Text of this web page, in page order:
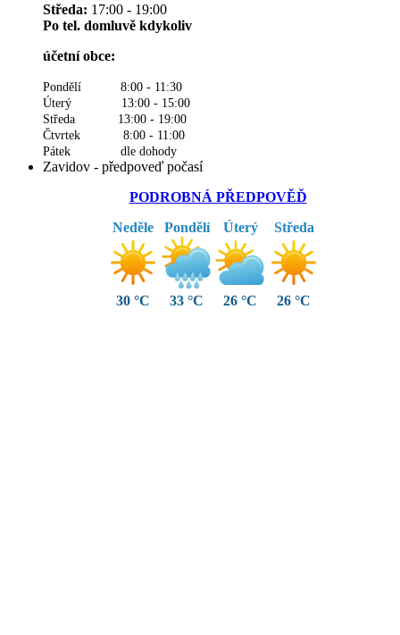
Středa: 17:00 - 19:00
Po tel. domluvě kdykoliv
účetní obce:
Pondělí 8:00 - 11:30
Úterý 13:00 - 15:00
Středa 13:00 - 19:00
Čtvrtek 8:00 - 11:00
Pátek dle dohody
Zavidov - předpoveď počasí
PODROBNÁ PŘEDPOVĚĎ
Neděle
30 °C
Pondělí
33 °C
Úterý
26 °C
Středa
26 °C